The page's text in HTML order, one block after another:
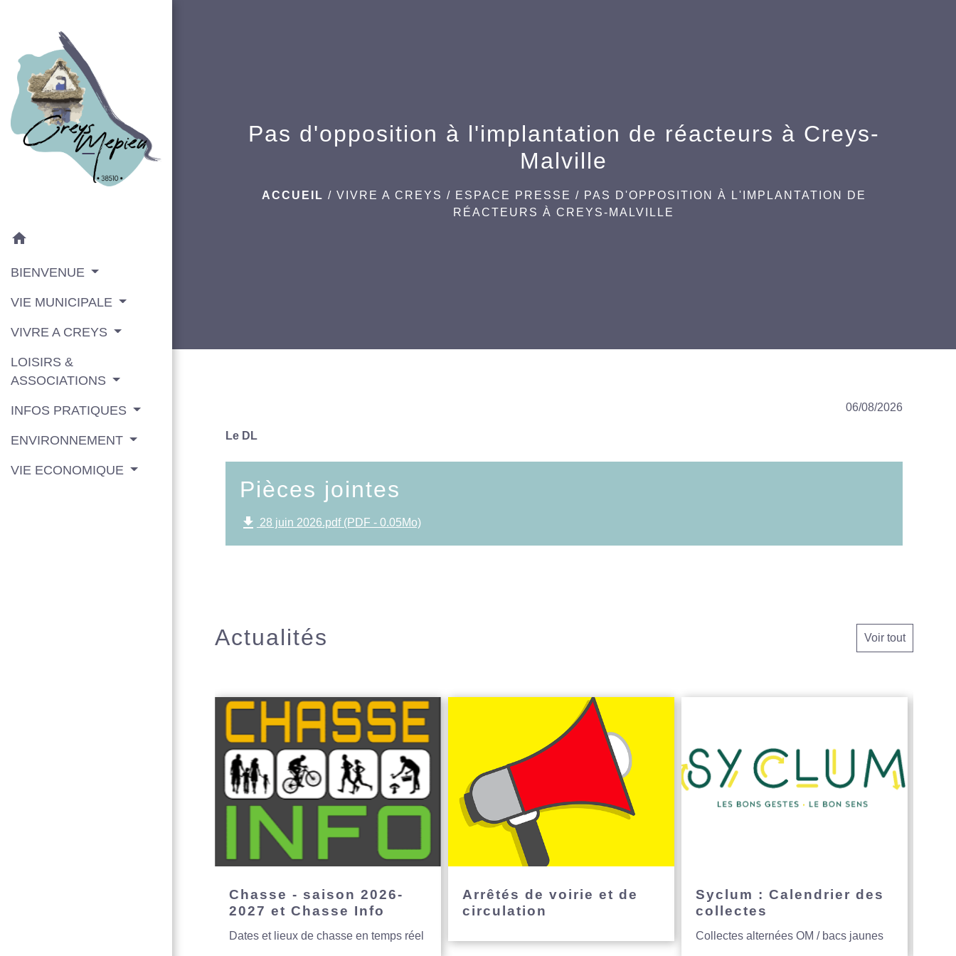
home
BIENVENUE
VIE MUNICIPALE
VIVRE A CREYS
LOISIRS &
ASSOCIATIONS
INFOS PRATIQUES
ENVIRONNEMENT
VIE ECONOMIQUE
Pas d'opposition à l'implantation de réacteurs à Creys-
Malville
ACCUEIL / VIVRE A CREYS / ESPACE PRESSE / PAS D'OPPOSITION À L'IMPLANTATION DE
RÉACTEURS À CREYS-MALVILLE
06/08/2026
Le DL
Pièces jointes
file_download 28 juin 2026.pdf (PDF - 0.05Mo)
Actualités Voir tout
Chasse - saison 2026-
2027 et Chasse Info
Dates et lieux de chasse en temps réel
Arrêtés de voirie et de
circulation
Syclum : Calendrier des
collectes
Collectes alternées OM / bacs jaunes